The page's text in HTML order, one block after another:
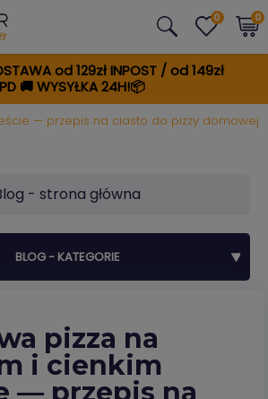
od 129zł INPOST / od 149zł
🚚WYSYŁKA 24H!📦
0 0
— przepis na ciasto do pizzy domowej
BLOG - KATEGORIE
- strona główna
pizza na
i cienkim
— przepis na